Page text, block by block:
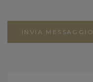
INVIA MESSAGGIO